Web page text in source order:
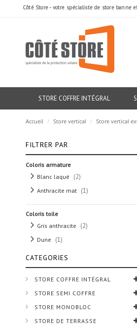
Côté Store - votre spécialiste de store banne
STORE COFFRE INTÉGRAL
Accueil / Store vertical / Store vertical
FILTRER PAR
Coloris armature
Blanc laqué
2articles
Anthracite mat 1article
Coloris toile
Gris anthracite
2articles
Dune 1article
CATEGORIES
STORE COFFRE INTÉGRAL
STORE SEMI COFFRE
STORE MONOBLOC
STORE DE TERRASSE